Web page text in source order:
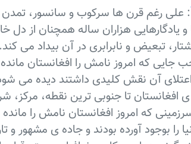
: علی رغم قرن ها سرکوب و سانسور،
و یادگارهایی هزاران ساله همچنان از
تبعیض و نابرابری در آن بیداد می
که امروز نامش را افغانستان مانده
آن نقش کلیدی داشتند دیده می شود.
افغانستان تا جنوبی ترین نقطه، مرکز،
که امروز افغانستان نامش را
را بوجود آورده بودند و جاده ی مشهور و